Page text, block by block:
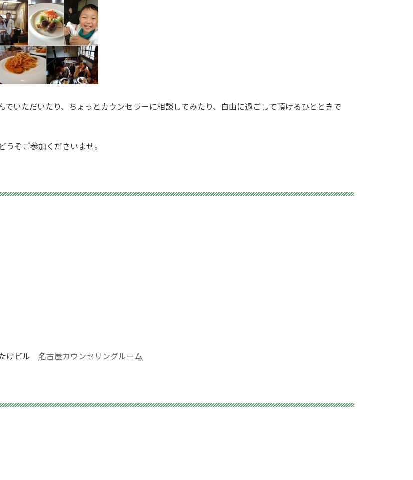
いただいたり、ちょっとカウンセラーに相談してみたり、自由に過ごして頂けるひとときで
ぞご参加くださいませ。
けビル 名古屋カウンセリングルーム